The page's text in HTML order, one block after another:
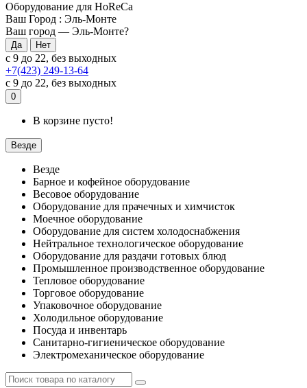
Оборудование для HoReCa
Ваш Город : Эль-Монте
Ваш город — Эль-Монте?
с 9 до 22, без выходных
+7(423) 249-13-64
с 9 до 22, без выходных
0
В корзине пусто!
Везде
Везде
Барное и кофейное оборудование
Весовое оборудование
Оборудование для прачечных и химчисток
Моечное оборудование
Оборудование для систем холодоснабжения
Нейтральное технологическое оборудование
Оборудование для раздачи готовых блюд
Промышленное производственное оборудование
Тепловое оборудование
Торговое оборудование
Упаковочное оборудование
Холодильное оборудование
Посуда и инвентарь
Санитарно-гигиеническое оборудование
Электромеханическое оборудование